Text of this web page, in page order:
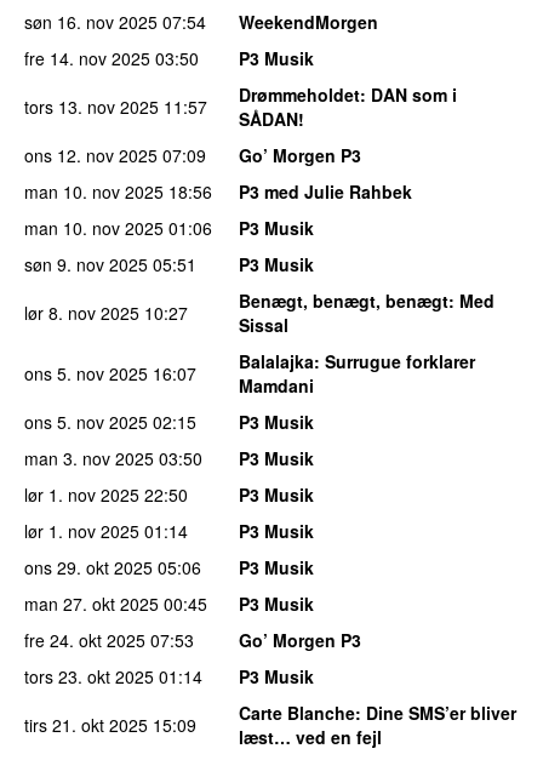
søn 16. nov 2025 07:54
WeekendMorgen
fre 14. nov 2025 03:50
P3 Musik
tors 13. nov 2025 11:57 Drømmeholdet: DAN som i
SÅDAN!
ons 12. nov 2025 07:09
Go’ Morgen P3
man 10. nov 2025 18:56
P3 med Julie Rahbek
man 10. nov 2025 01:06
P3 Musik
søn 9. nov 2025 05:51
P3 Musik
lør 8. nov 2025 10:27 Benægt, benægt, benægt: Med
Sissal
ons 5. nov 2025 16:07 Balalajka: Surrugue forklarer
Mamdani
ons 5. nov 2025 02:15
P3 Musik
man 3. nov 2025 03:50
P3 Musik
lør 1. nov 2025 22:50
P3 Musik
lør 1. nov 2025 01:14
P3 Musik
ons 29. okt 2025 05:06
P3 Musik
man 27. okt 2025 00:45
P3 Musik
fre 24. okt 2025 07:53
Go’ Morgen P3
tors 23. okt 2025 01:14
P3 Musik
tirs 21. okt 2025 15:09 Carte Blanche: Dine SMS’er bliver
læst… ved en fejl